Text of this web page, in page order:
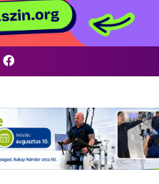
Facebook